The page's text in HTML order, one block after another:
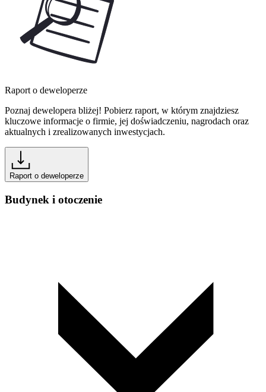
Raport o deweloperze
Poznaj dewelopera bliżej! Pobierz raport, w którym znajdziesz
kluczowe informacje o firmie, jej doświadczeniu, nagrodach oraz
aktualnych i zrealizowanych inwestycjach.
Raport o deweloperze
Budynek i otoczenie